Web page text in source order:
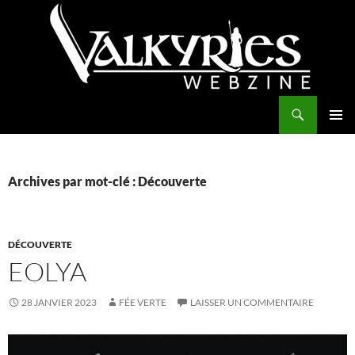
Archives par mot-clé : Découverte
DÉCOUVERTE
EOLYA
28 JANVIER 2023 FÉE VERTE LAISSER UN COMMENTAIRE